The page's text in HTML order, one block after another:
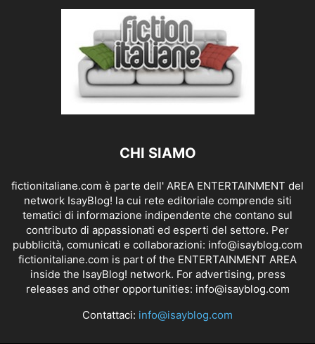
CHI SIAMO
fictionitaliane.com è parte dell' AREA ENTERTAINMENT del
network IsayBlog! la cui rete editoriale comprende siti
tematici di informazione indipendente che contano sul
contributo di appassionati ed esperti del settore. Per
pubblicità, comunicati e collaborazioni: info@isayblog.com
fictionitaliane.com is part of the ENTERTAINMENT AREA
inside the IsayBlog! network. For advertising, press
releases and other opportunities: info@isayblog.com
Contattaci: info@isayblog.com